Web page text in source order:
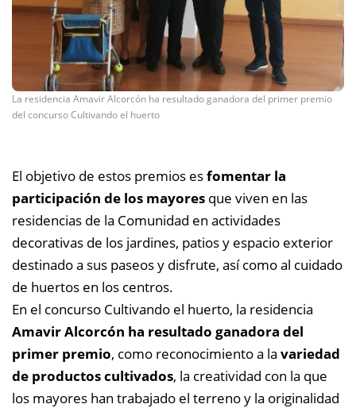
La residencia Amavir Alcorcón ha resultado ganadora del primer premio
del concurso Cultivando el huerto
El objetivo de estos premios esfomentar la
participación de los mayores que viven en las
residencias de la Comunidad en actividades
decorativas de los jardines, patios y espacio exterior
destinado a sus paseos y disfrute, así como al cuidado
de huertos en los centros.
En el concurso Cultivando el huerto, la residencia
Amavir Alcorcón ha resultado ganadora del
primer premio, como reconocimiento a la variedad
de productos cultivados, la creatividad con la que
los mayores han trabajado el terreno y la originalidad